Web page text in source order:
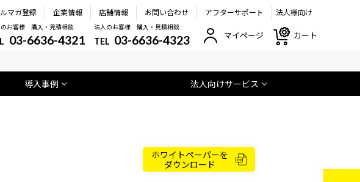
マガ登録 企業情報 店舗情報 お問い合わせ アフターサポート 法人様向け
のお客様 購入・見積相談
03-6636-4321
法人のお客様 購入・見積相談
TEL 03-6636-4323 マイページ カート
導入事例 法人向けサービス
ホワイトペーパーを
ダウンロード